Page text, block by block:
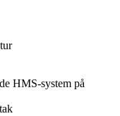
HMS-system på